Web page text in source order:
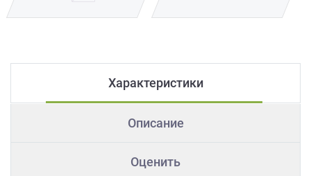
Характеристики
Описание
Оценить